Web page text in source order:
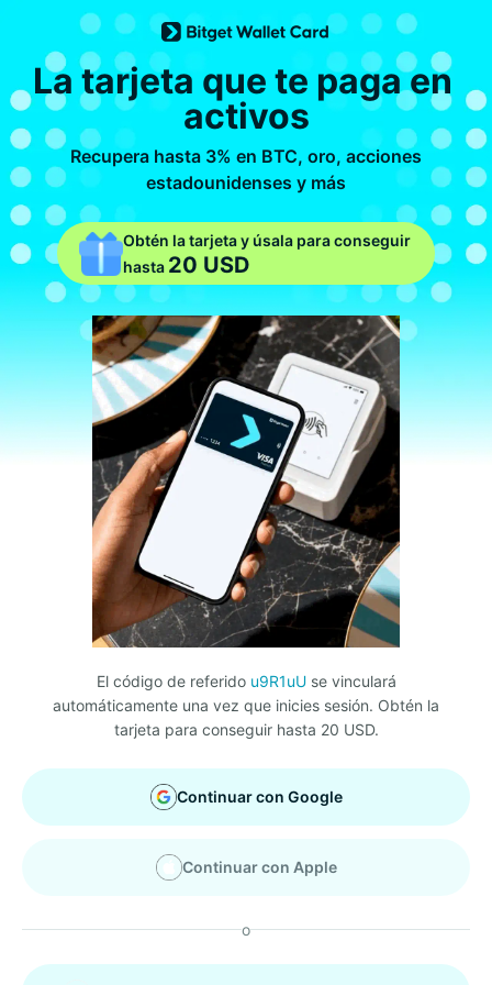
La tarjeta que te paga en
activos
Recupera hasta 3% en BTC, oro, acciones
estadounidenses y más
Obtén la tarjeta y úsala para conseguir
hasta 20 USD
El código de referido u9R1uUse vinculará
automáticamente una vez que inicies sesión. Obtén la
tarjeta para conseguir hasta 20 USD.
Continuar con Google
Continuar con Apple
o